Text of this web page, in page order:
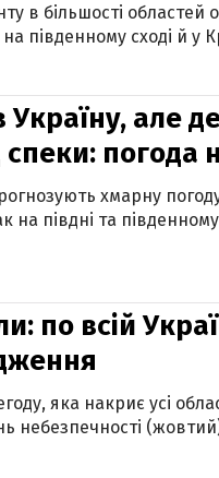
в більшості областей
південному сході й у
але
спеки: погода
хмарну
півдні та
по всій
яка накриє усі
небезпечності